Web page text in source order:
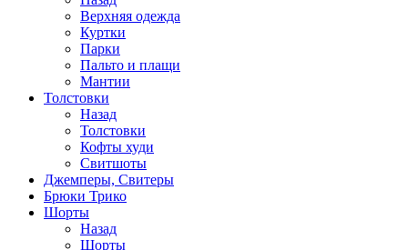
Верхняя одежда
Куртки
Парки
Пальто и плащи
Мантии
Толстовки
Назад
Толстовки
Кофты худи
Свитшоты
Джемперы, Свитеры
Брюки Трико
Шорты
Назад
Шорты